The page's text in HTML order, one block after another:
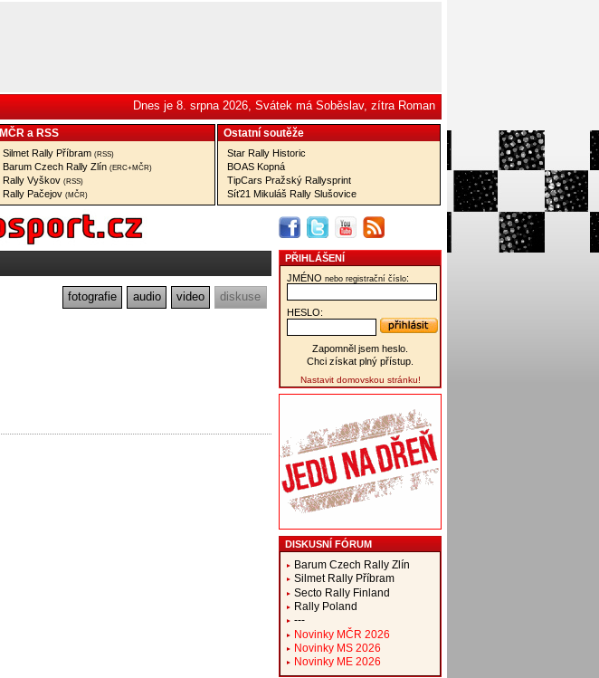
Dnes je 8. srpna 2026, Svátek má Soběslav, zítra Roman
MČR a RSS
Silmet Rally Příbram (RSS)
Barum Czech Rally Zlín (ERC+MČR)
Rally Vyškov (RSS)
Rally Pačejov (MČR)
Ostatní­ soutěže
Star Rally Historic
BOAS Kopná
TipCars Pražský Rallysprint
Síť21 Mikuláš Rally Slušovice
fotografie audio video diskuse
PŘIHLÁŠENÍ
JMÉNO nebo registrační číslo:
HESLO:
Zapomněl jsem heslo.
Chci získat plný přístup.
Nastavit domovskou stránku!
DISKUSNÍ FÓRUM
Barum Czech Rally Zlín
Silmet Rally Příbram
Secto Rally Finland
Rally Poland
---
Novinky MČR 2026
Novinky MS 2026
Novinky ME 2026